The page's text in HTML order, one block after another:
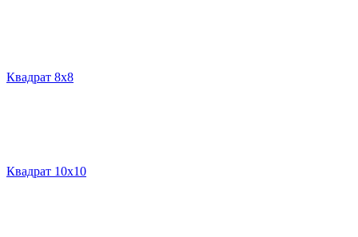
Квадрат 8х8
Квадрат 10х10